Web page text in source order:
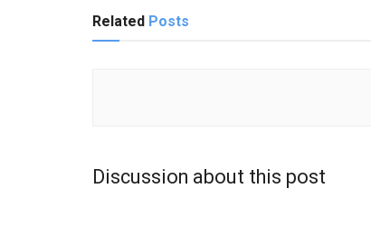
Related Posts
Discussion about this post